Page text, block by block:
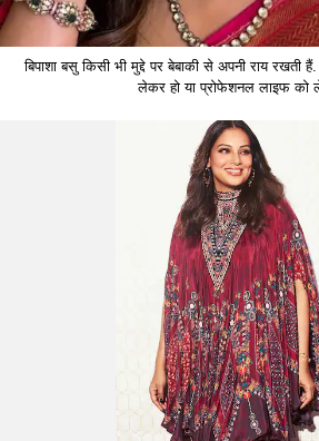
बिपाशा बसु किसी भी मुद्दे पर बेबाकी से अपनी राय रखती
लेकर हो या प्रोफेशनल लाइफ को